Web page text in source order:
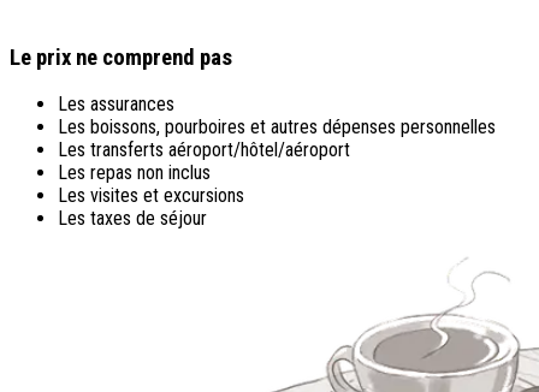
Le prix ne comprend pas
Les assurances
Les boissons, pourboires et autres dépenses personnelles
Les transferts aéroport/hôtel/aéroport
Les repas non inclus
Les visites et excursions
Les taxes de séjour